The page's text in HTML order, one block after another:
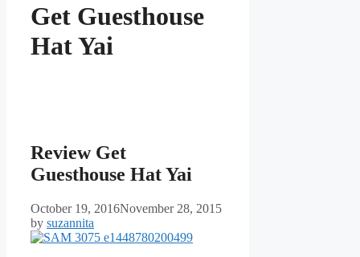
Get Guesthouse
Hat Yai
Review Get
Guesthouse Hat Yai
October 19, 2016November 28, 2015
by suzannita